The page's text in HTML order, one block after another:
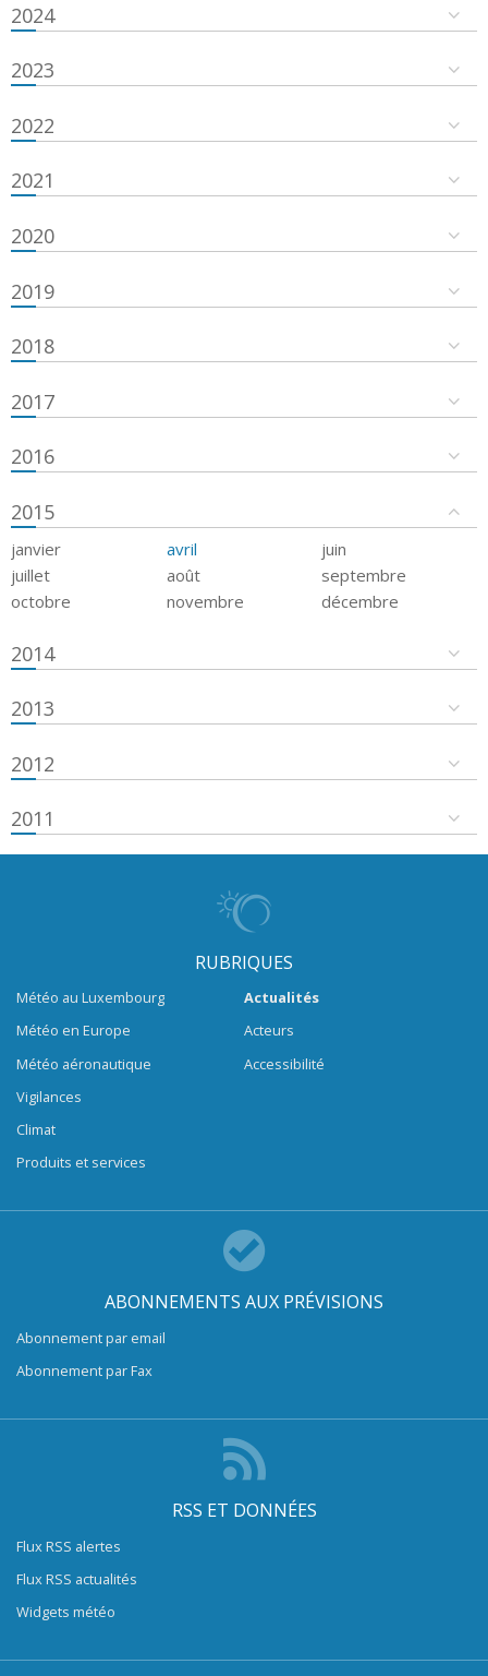
2024
2023
2022
2021
2020
2019
2018
2017
2016
2015
janvier avril
juin
juillet
août
septembre
octobre
novembre décembre
2014
2013
2012
2011
RUBRIQUES
Météo au Luxembourg
Météo en Europe
Météo aéronautique
Vigilances
Climat
Produits et services
Actualités
Acteurs
Accessibilité
ABONNEMENTS AUX PRÉVISIONS
Abonnement par email
Abonnement par Fax
RSS ET DONNÉES
Flux RSS alertes
Flux RSS actualités
Widgets météo